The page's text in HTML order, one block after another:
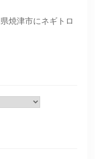
焼津市にネギトロ